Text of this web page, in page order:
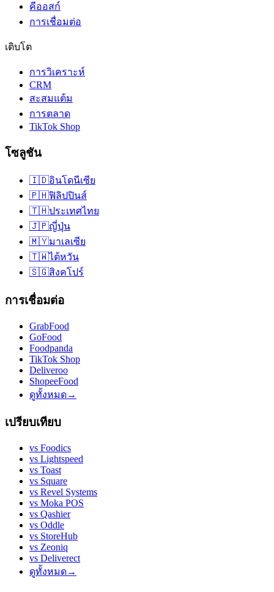
คีออสก์
การเชื่อมต่อ
เติบโต
การวิเคราะห์
CRM
สะสมแต้ม
การตลาด
TikTok Shop
โซลูชัน
🇮🇩อินโดนีเซีย
🇵🇭ฟิลิปปินส์
🇹🇭ประเทศไทย
🇯🇵ญี่ปุ่น
🇲🇾มาเลเซีย
🇹🇼ไต้หวัน
🇸🇬สิงคโปร์
การเชื่อมต่อ
GrabFood
GoFood
Foodpanda
TikTok Shop
Deliveroo
ShopeeFood
ดูทั้งหมด→
เปรียบเทียบ
vs Foodics
vs Lightspeed
vs Toast
vs Square
vs Revel Systems
vs Moka POS
vs Qashier
vs Oddle
vs StoreHub
vs Zeoniq
vs Deliverect
ดูทั้งหมด→